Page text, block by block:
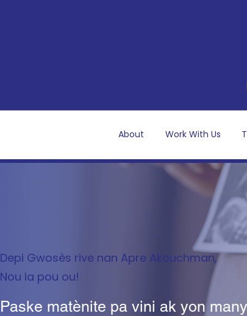
About Work With Us
Depi Gwosès rive nan Apre Akouchman,
Nou la pou ou!
Paske matènite pa vini ak yon